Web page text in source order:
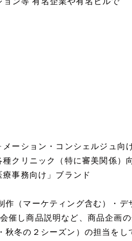
ーション・コンシェルジュ向
クリニック（特に審美関係）
事務向け」ブランド
作（マーケティング含む）・
催し商品説明など、商品企画
秋冬の２シーズン）の担当を